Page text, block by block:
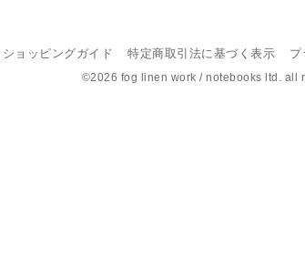
ショッピングガイド 特定商取引法に基づく表示 プ
©2026 fog linen work / notebooks ltd. all